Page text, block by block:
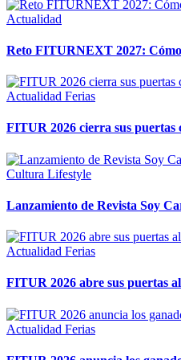
Actualidad
Reto FITURNEXT 2027:
Actualidad Ferias
FITUR 2026 cierra sus
Cultura Lifestyle
Lanzamiento de Revista Soy
Actualidad Ferias
FITUR 2026 abre sus puertas
Actualidad Ferias